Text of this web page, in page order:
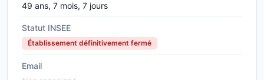
49 ans, 7 mois, 7 jours
Statut INSEE
Établissement définitivement fermé
Email